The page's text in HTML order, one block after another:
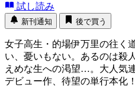
試し読み
新刊通知 後で買う
女子高生・的場伊万里の往く
い、憂いもない。あるのは殺
えめな生への渇望…。大人気
デビュー作、待望の単行本化